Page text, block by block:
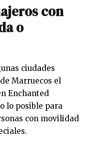
con
o
ciudades
Marruecos el
Enchanted
lo posible para
con movilidad